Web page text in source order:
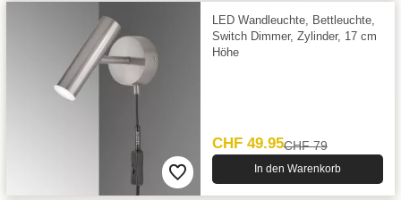
LED Wandleuchte, Bettleuchte,
Switch Dimmer, Zylinder, 17 cm
Höhe
CHF 49.95CHF 79
In den Warenkorb